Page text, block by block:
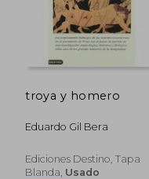
troya y homero
Eduardo Gil Bera
Ediciones Destino, Tapa
Blanda, Usado